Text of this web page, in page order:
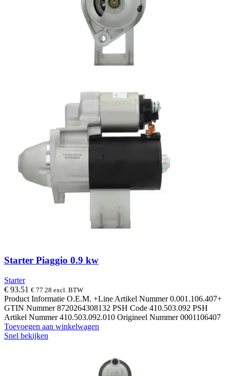
Starter Piaggio 0.9 kw
Starter
€ 93.51 € 77.28 excl. BTW
Product Informatie O.E.M. +Line Artikel Nummer 0.001.106.407+
GTIN Nummer 8720264308132 PSH Code 410.503.092 PSH
Artikel Nummer 410.503.092.010 Origineel Nummer 0001106407
Toevoegen aan winkelwagen
Snel bekijken